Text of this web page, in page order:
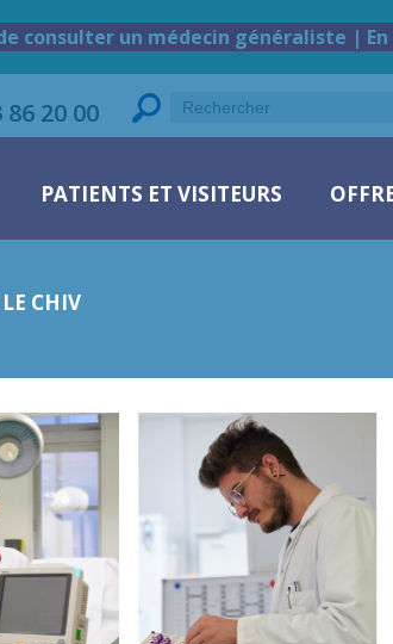
consulter un médecin généraliste | En
86 20 00
PATIENTS ET VISITEURS
CHIV